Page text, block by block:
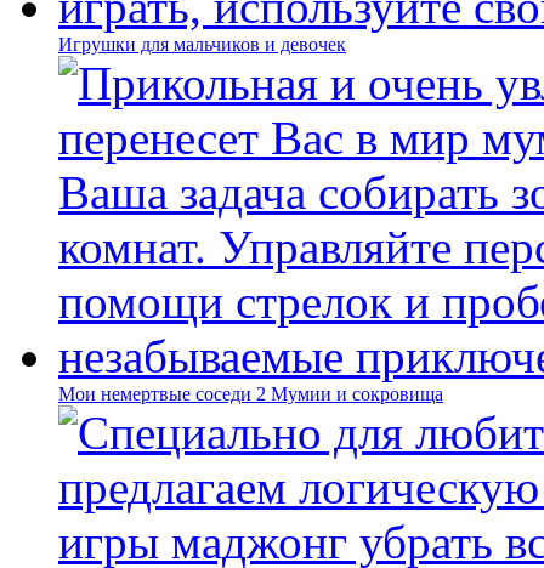
Игрушки для мальчиков и девочек
Мои немертвые соседи 2 Мумии и сокровища